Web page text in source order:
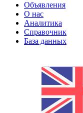
Объявления
О нас
Аналитика
Справочник
База данных